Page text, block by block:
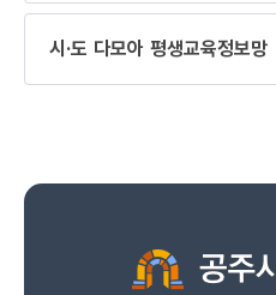
시·도 다모아 평생교육정보망